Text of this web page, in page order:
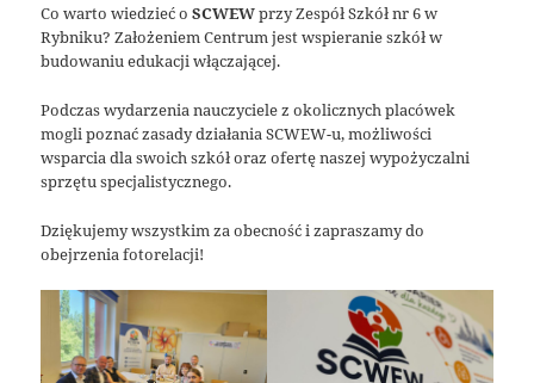
Co warto wiedzieć oSCWEWprzy Zespół Szkół nr 6 w
Rybniku? Założeniem Centrum jest wspieranie szkół w
budowaniu edukacji włączającej.
Podczas wydarzenia nauczyciele z okolicznych placówek
mogli poznać zasady działania SCWEW-u, możliwości
wsparcia dla swoich szkół oraz ofertę naszej wypożyczalni
sprzętu specjalistycznego.
Dziękujemy wszystkim za obecność i zapraszamy do
obejrzenia fotorelacji!